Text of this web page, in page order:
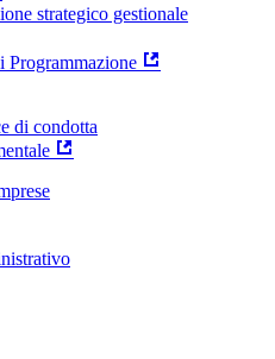
strategico gestionale
di condotta